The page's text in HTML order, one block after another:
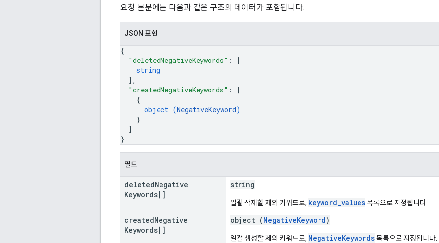
요청 본문에는 다음과 같은 구조의 데이터가 포함됩니다.
JSON 표현
{
"deletedNegativeKeywords" :
[
string
] ,
"createdNegativeKeywords" :
[
{
object (NegativeKeyword)
}
]
}
필드
deletedNegative
Keywords[]
string
일괄 삭제할 제외 키워드로, keyword_values목록으로 지정됩니다.
createdNegative
Keywords[]
object (NegativeKeyword)
일괄 생성할 제외 키워드로, NegativeKeywords목록으로 지정됩니다.